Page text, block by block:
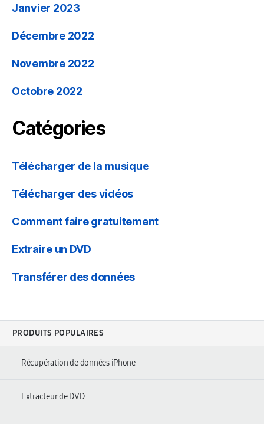
Janvier 2023
Décembre 2022
Novembre 2022
Octobre 2022
Catégories
Télécharger de la musique
Télécharger des vidéos
Comment faire gratuitement
Extraire un DVD
Transférer des données
PRODUITS POPULAIRES
Récupération de données iPhone
Extracteur de DVD